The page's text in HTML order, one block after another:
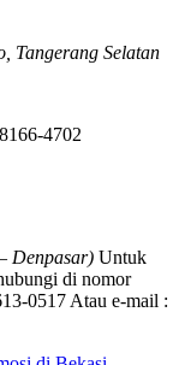
Tangerang Selatan
4702
Denpasar) Untuk
di nomor
0517 Atau e-mail :